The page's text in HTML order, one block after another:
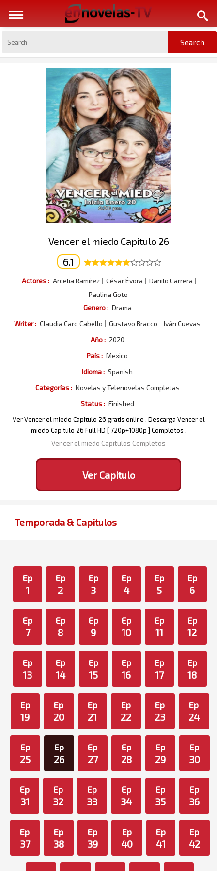
Vencer el miedo Capitulo 26
6.1
Actores : Arcelia Ramírez César Évora
Danilo Carrera
Paulina Goto
Genero : Drama
Writer : Claudia Caro Cabello Gustavo Bracco
Iván Cuevas
Año : 2020
País : Mexico
Idioma : Spanish
Categorías : Novelas y Telenovelas Completas
Status : Finished
Ver Vencer el miedo Capitulo 26 gratis online , Descarga Vencer el
miedo Capitulo 26 Full HD [ 720p+1080p ] Completos .
Vencer el miedo Capitulos Completos
Ver Capitulo
Temporada & Capitulos
Ep
1
Ep
2
Ep
3
Ep
4
Ep
5
Ep
6
Ep
7
Ep
8
Ep
9
Ep
10
Ep
11
Ep
12
Ep
13
Ep
14
Ep
15
Ep
16
Ep
17
Ep
18
Ep
19
Ep
20
Ep
21
Ep
22
Ep
23
Ep
24
Ep
25
Ep
26
Ep
27
Ep
28
Ep
29
Ep
30
Ep
31
Ep
32
Ep
33
Ep
34
Ep
35
Ep
36
Ep
37
Ep
38
Ep
39
Ep
40
Ep
41
Ep
42